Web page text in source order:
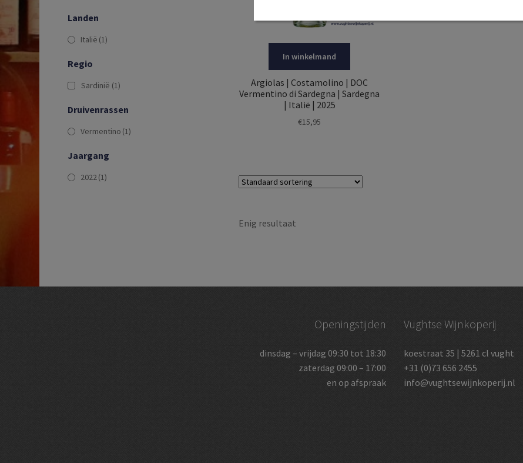
In winkelmand
Argiolas | Costamolino | DOC
Vermentino di Sardegna | Sardegna
| Italië | 2025
€15,95
Enig resultaat
Landen
Italië (1)
Regio
Sardinië (1)
Druivenrassen
Vermentino (1)
Jaargang
2022(1)
Openingstijden
dinsdag – vrijdag 09:30 tot 18:30
zaterdag 09:00 – 17:00
en op afspraak
Vughtse Wijnkoperij
koestraat 35 | 5261 cl vught
+31 (0)73 656 2455
info@vughtsewijnkoperij.nl